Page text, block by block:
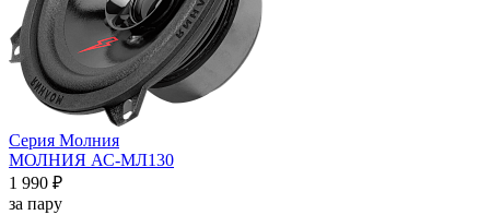
Серия Молния
МОЛНИЯ АС-МЛ130
1 990 ₽
за пару